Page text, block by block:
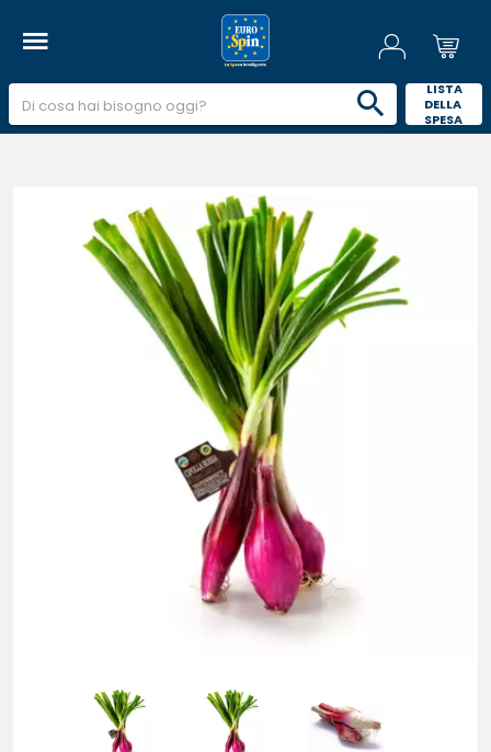
LISTA
DELLA
SPESA